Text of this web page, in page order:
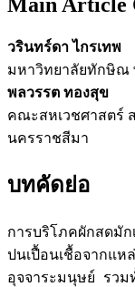
วรินทร์ดา ไกรเทพ
มหาวิทยาลัยทักษิณ
พลวรรต ทองสุข
คณะสหเวชศาสตร์
นครราชสีมา
บทคัดย่อ
การบริโภคผักสดมั
ปนเปื้อนเชื้อจากแ
อุจจาระมนุษย์ รวม